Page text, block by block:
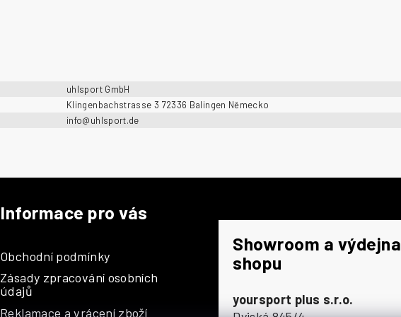
uhlsport GmbH
Klingenbachstrasse 3 72336 Balingen Německo
info@uhlsport.de
Informace pro vás
Obchodní podmínky
Zásady zpracování osobních
údajů
Reklamace a vrácení zboží
Showroom a
shopu
yoursport plus s.r.o.